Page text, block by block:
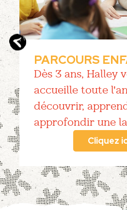
PARCOURS
Dès 3 ans, Halley
accueille toute
découvrir,
approfondir une
Cliquez